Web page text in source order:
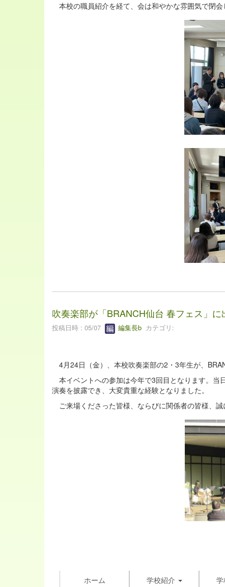
本校の職員紹介を経て、会は和やかな雰囲気で閉
吹奏楽部が「BRANCH仙台 春フェス」に
投稿日時 : 05/07 編集長b カテゴリ:
4月24日（金）、本校吹奏楽部の2・3年生が、
本イベントへの参加は今年で3回目となります。当
演奏を披露でき、大変貴重な経験となりました。
ご来場くださった皆様、ならびに関係者の皆様、誠
ホーム 学校紹介